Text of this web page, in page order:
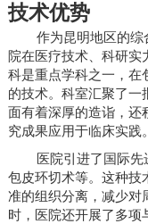
技术优势
作为昆明地区的
院在医疗技术、科研实
科是重点学科之一，在
的技术。科室汇聚了一
面有着深厚的造诣，还
究成果应用于临床实践。
医院引进了国际
包皮环切术等。这种技
准的组织分离，减少对
时，医院还开展了多项